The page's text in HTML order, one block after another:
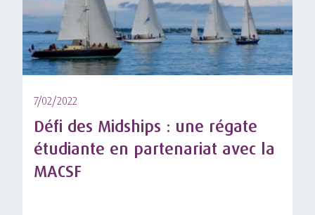
7/02/2022
Défi des Midships : une régate
étudiante en partenariat avec la
MACSF